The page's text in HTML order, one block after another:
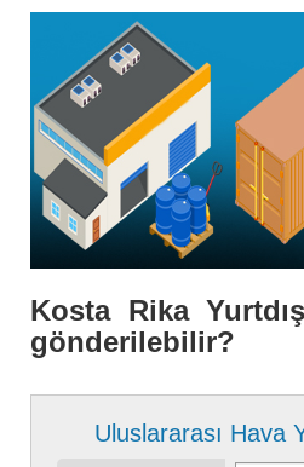
Uluslararası Hava
Kosta Rika
gönderilebilir?